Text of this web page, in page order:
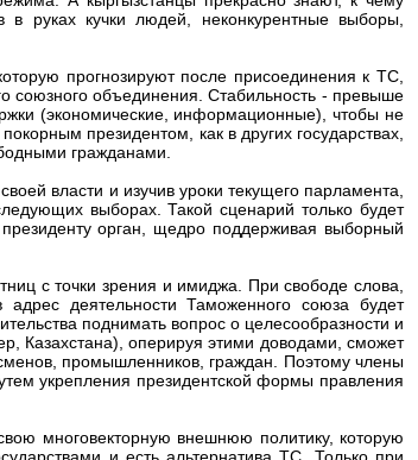
в руках кучки людей, неконкурентные выборы,
прогнозируют после присоединения к ТС,
союзного объединения. Стабильность - превыше
(экономические, информационные), чтобы не
президентом, как в других государствах,
гражданами.
власти и изучив уроки текущего парламента,
выборах. Такой сценарий только будет
орган, щедро поддерживая выборный
с точки зрения и имиджа. При свободе слова,
деятельности Таможенного союза будет
поднимать вопрос о целесообразности и
Казахстана), оперируя этими доводами, сможет
промышленников, граждан. Поэтому члены
укрепления президентской формы правления
многовекторную внешнюю политику, которую